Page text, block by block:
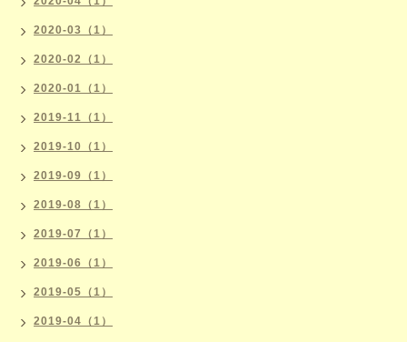
2020-03（1）
2020-02（1）
2020-01（1）
2019-11（1）
2019-10（1）
2019-09（1）
2019-08（1）
2019-07（1）
2019-06（1）
2019-05（1）
2019-04（1）